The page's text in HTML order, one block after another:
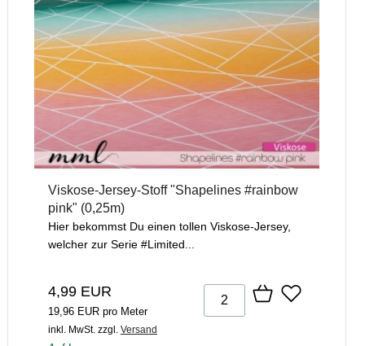
Viskose-Jersey-Stoff "Shapelines #rainbow
pink" (0,25m)
Hier bekommst Du einen tollen Viskose-Jersey,
welcher zur Serie #Limited...
4,99 EUR
19,96 EUR pro Meter
inkl. MwSt. zzgl. Versand